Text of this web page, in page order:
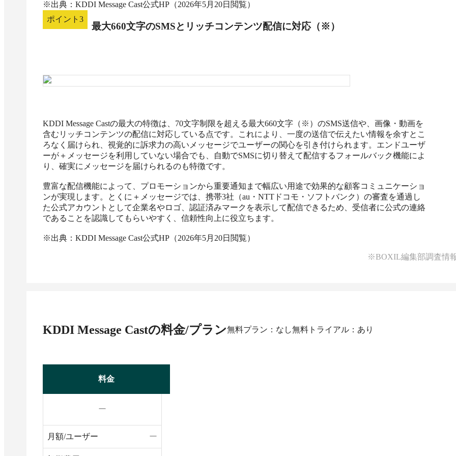
※出典：KDDI Message Cast公式HP（2026年5月20日閲覧）
ポイント 3
最大660文字のSMSとリッチコンテンツ配信に対応（※）
KDDI Message Castの最大の特徴は、70文字制限を超える最大660文字（※）のSMS送信や、画像・動画を
含むリッチコンテンツの配信に対応している点です。これにより、一度の送信で伝えたい情報を余すとこ
ろなく届けられ、視覚的に訴求力の高いメッセージでユーザーの関心を引き付けられます。エンドユーザ
ーが＋メッセージを利用していない場合でも、自動でSMSに切り替えて配信するフォールバック機能によ
り、確実にメッセージを届けられるのも特徴です。
豊富な配信機能によって、プロモーションから重要通知まで幅広い用途で効果的な顧客コミュニケーショ
ンが実現します。とくに＋メッセージでは、携帯3社（au・NTTドコモ・ソフトバンク）の審査を通過し
た公式アカウントとして企業名やロゴ、認証済みマークを表示して配信できるため、受信者に公式の連絡
であることを認識してもらいやすく、信頼性向上に役立ちます。
※出典：KDDI Message Cast公式HP（2026年5月20日閲覧）
※BOXIL編集部調査情
KDDI Message Castの料金/プラン無料プラン：なし無料トライアル：あり
料金
ー
月額/ユーザー ー